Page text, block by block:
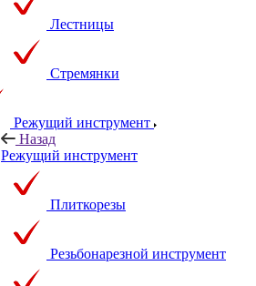
Лестницы
Стремянки
Режущий инструмент
Назад
Режущий инструмент
Плиткорезы
Резьбонарезной инструмент